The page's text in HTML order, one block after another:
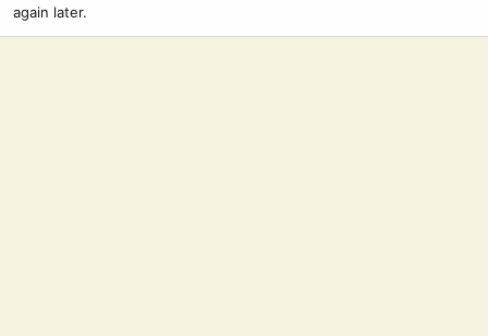
again later.